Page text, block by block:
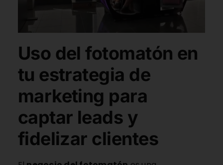
Uso del fotomatón en
tu estrategia de
marketing para
captar leads y
fidelizar clientes